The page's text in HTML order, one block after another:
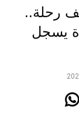
مليون معتمر و 32 ألف رحلة..
يسجل